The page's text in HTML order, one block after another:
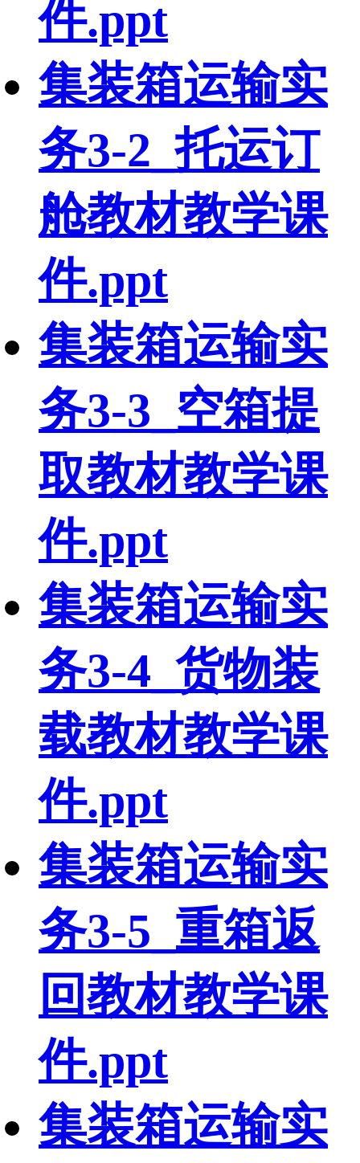
件.ppt
集装箱运输实
务3-2_托运订
舱教材教学课
件.ppt
集装箱运输实
务3-3_空箱提
取教材教学课
件.ppt
集装箱运输实
务3-4_货物装
载教材教学课
件.ppt
集装箱运输实
务3-5_重箱返
回教材教学课
件.ppt
集装箱运输实